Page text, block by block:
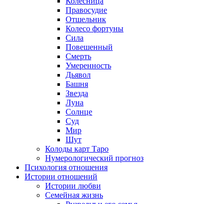
Правосудие
Отшельник
Колесо фортуны
Сила
Повешенный
Смерть
Умеренность
Дьявол
Башня
Звезда
Луна
Солнце
Суд
Мир
Шут
Колоды карт Таро
Нумерологический прогноз
Психология отношения
Истории отношений
Истории любви
Семейная жизнь